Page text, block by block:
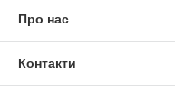
Про нас
Контакти